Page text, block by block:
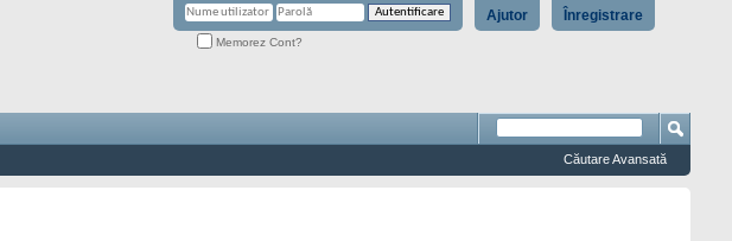
Înregistrare
Ajutor
Memorez Cont?
Căutare Avansată